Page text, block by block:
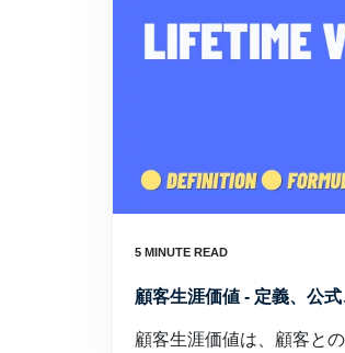
顧客生涯価値 - 定義、公
顧客生涯価値は、顧客と